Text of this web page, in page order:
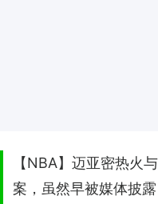
【NBA】迈亚密热火
案，虽然早被媒体披